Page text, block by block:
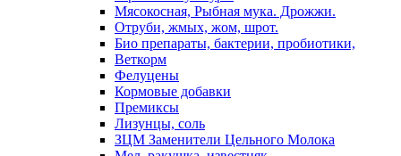
Мясокосная, Рыбная мука. Дрожжи.
Отруби, жмых, жом, шрот.
Био препараты, бактерии, пробиотики,
Веткорм
Фелуцены
Кормовые добавки
Премиксы
Лизунцы, соль
ЗЦМ Заменители Цельного Молока